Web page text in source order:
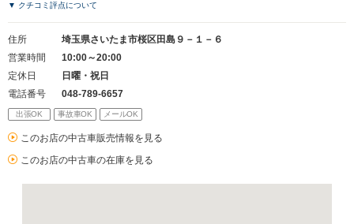
▼ クチコミ評点について
住所
埼玉県さいたま市桜区田島９－１－６
営業時間
10:00～20:00
定休日
日曜・祝日
電話番号
048-789-6657
出張OK 事故車OK メールOK
このお店の中古車販売情報を見る
このお店の中古車の在庫を見る